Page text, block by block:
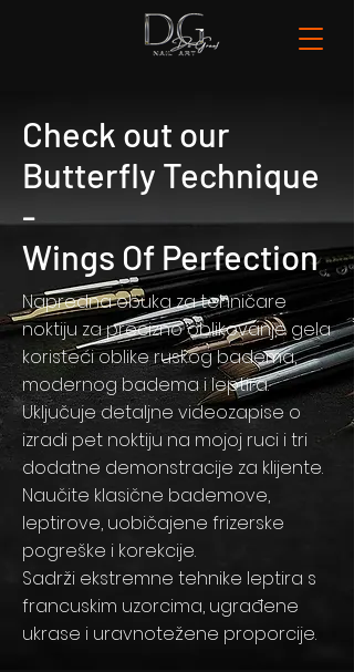
Check out our
Butterfly Technique
-
Wings Of Perfection
Napredna obuka za tehničare
noktiju za precizno oblikovanje gela
koristeći oblike ruskog badema,
modernog badema i leptira.
Uključuje detaljne videozapise o
izradi pet noktiju na mojoj ruci i tri
dodatne demonstracije za klijente.
Naučite klasične bademove,
leptirove, uobičajene frizerske
pogreške i korekcije.
Sadrži ekstremne tehnike leptira s
francuskim uzorcima, ugrađene
ukrase i uravnotežene proporcije.